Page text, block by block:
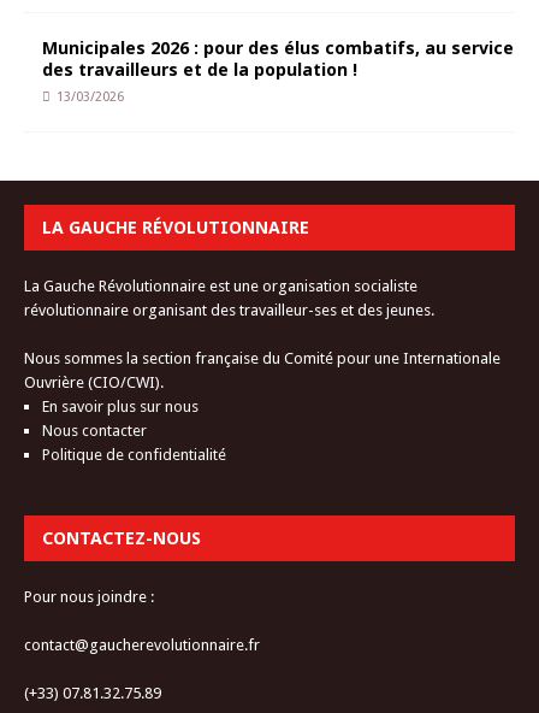
Municipales 2026 : pour des élus combatifs, au service
des travailleurs et de la population !
13/03/2026
LA GAUCHE RÉVOLUTIONNAIRE
La Gauche Révolutionnaire est une organisation socialiste
révolutionnaire organisant des travailleur-ses et des jeunes.
Nous sommes la section française du Comité pour une Internationale
Ouvrière (CIO/CWI).
En savoir plus sur nous
Nous contacter
Politique de confidentialité
CONTACTEZ-NOUS
Pour nous joindre :
contact@gaucherevolutionnaire.fr
(+33) 07.81.32.75.89